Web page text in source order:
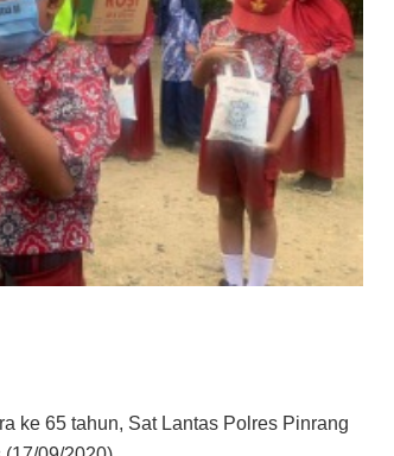
ke 65 tahun, Sat Lantas Polres Pinrang